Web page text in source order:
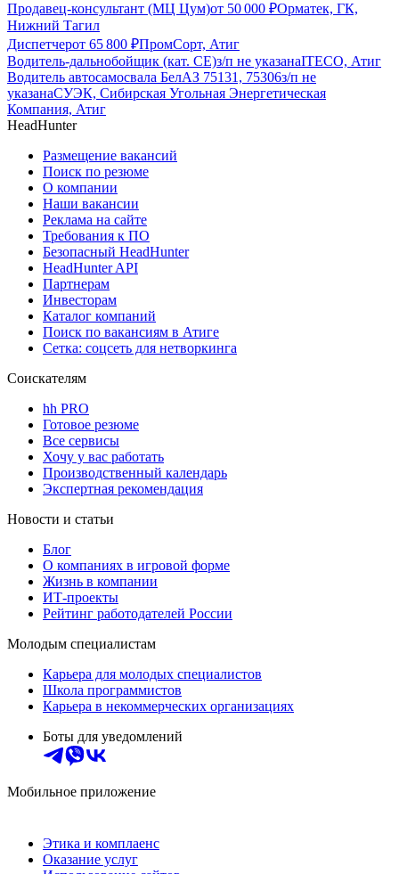
Продавец-консультант (МЦ Цум)от 50 000 ₽Орматек, ГК,
Нижний Тагил
Диспетчерот 65 800 ₽ПромCорт, Атиг
Водитель-дальнобойщик (кат. CE)з/п не указанаITECO, Атиг
Водитель автосамосвала БелАЗ 75131, 75306з/п не
указанаСУЭК, Сибирская Угольная Энергетическая
Компания, Атиг
HeadHunter
Размещение вакансий
Поиск по резюме
О компании
Наши вакансии
Реклама на сайте
Требования к ПО
Безопасный HeadHunter
HeadHunter API
Партнерам
Инвесторам
Каталог компаний
Поиск по вакансиям в Атиге
Сетка: соцсеть для нетворкинга
Соискателям
hh PRO
Готовое резюме
Все сервисы
Хочу у вас работать
Производственный календарь
Экспертная рекомендация
Новости и статьи
Блог
О компаниях в игровой форме
Жизнь в компании
ИТ-проекты
Рейтинг работодателей России
Молодым специалистам
Карьера для молодых специалистов
Школа программистов
Карьера в некоммерческих организациях
Боты для уведомлений
Мобильное приложение
Этика и комплаенс
Оказание услуг